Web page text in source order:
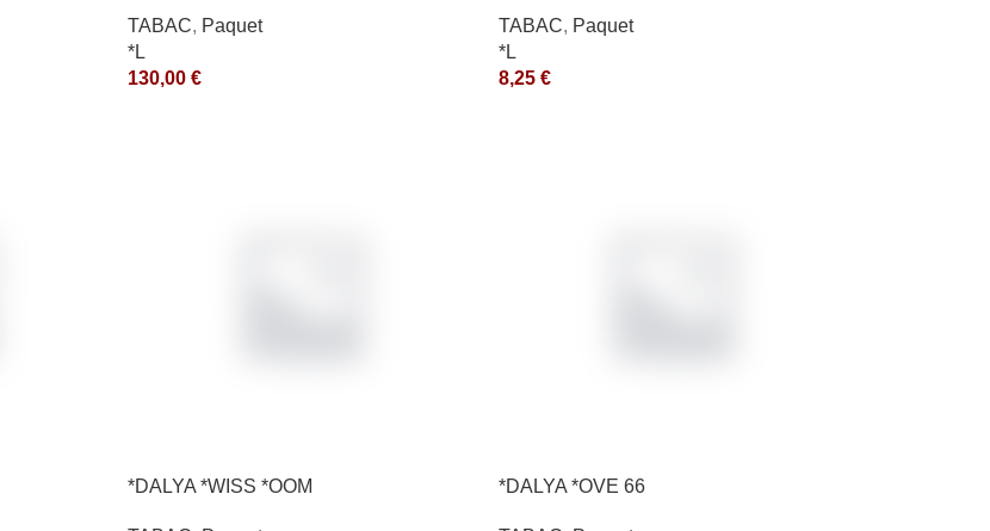
TABAC, Paquet
*L
130,00 €
TABAC, Paquet
*L
8,25 €
*DALYA *WISS *OOM *DALYA *OVE 66